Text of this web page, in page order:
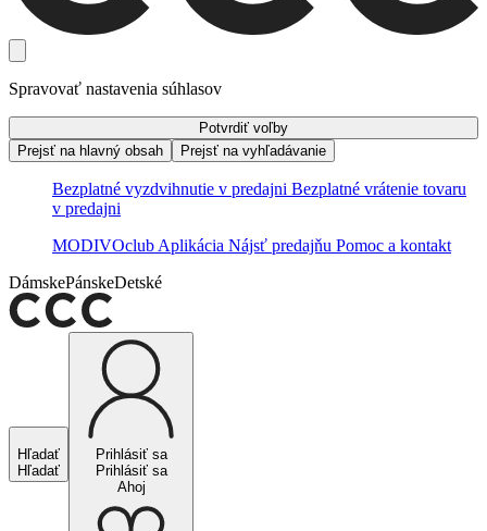
Spravovať nastavenia súhlasov
Potvrdiť voľby
Prejsť na hlavný obsah
Prejsť na vyhľadávanie
Bezplatné vyzdvihnutie v predajni Bezplatné vrátenie tovaru
v predajni
MODIVOclub Aplikácia Nájsť predajňu Pomoc a kontakt
DámskePánskeDetské
Hľadať
Hľadať
Prihlásiť sa
Prihlásiť sa
Ahoj